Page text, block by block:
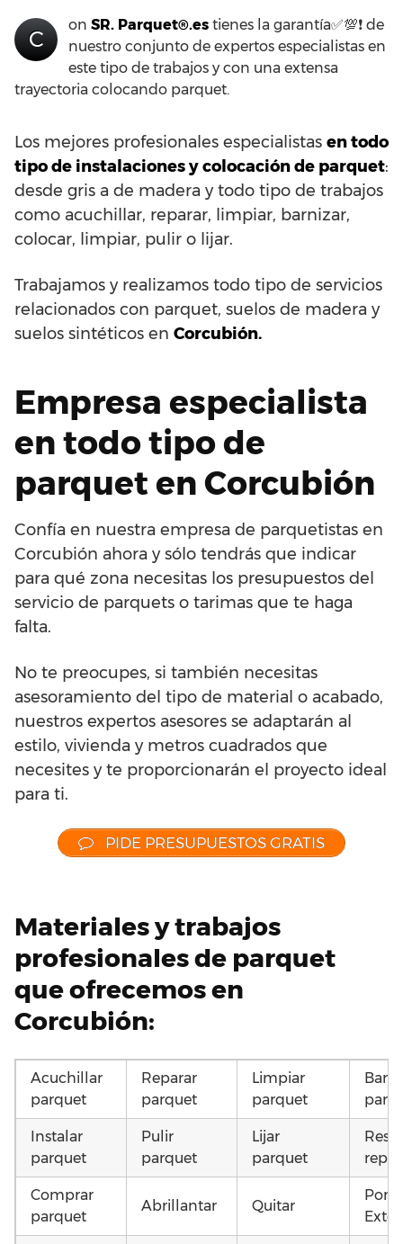
C
on SR. Parquet®.es tienes la garantía✅💯❗ de
nuestro conjunto de expertos especialistas en
este tipo de trabajos y con una extensa
trayectoria colocando parquet.
Los mejores profesionales especialistas en todo
tipo de instalaciones y colocación de parquet:
desde gris a de madera y todo tipo de trabajos
como acuchillar, reparar, limpiar, barnizar,
colocar, limpiar, pulir o lijar.
Trabajamos y realizamos todo tipo de servicios
relacionados con parquet, suelos de madera y
suelos sintéticos en Corcubión.
Empresa especialista
en todo tipo de
parquet en Corcubión
Confía en nuestra empresa de parquetistas en
Corcubión ahora y sólo tendrás que indicar
para qué zona necesitas los presupuestos del
servicio de parquets o tarimas que te haga
falta.
No te preocupes, si también necesitas
asesoramiento del tipo de material o acabado,
nuestros expertos asesores se adaptarán al
estilo, vivienda y metros cuadrados que
necesites y te proporcionarán el proyecto ideal
para ti.
PIDE PRESUPUESTOS GRATIS
Materiales y trabajos
profesionales de parquet
que ofrecemos en
Corcubión:
Acuchillar
parquet
Reparar
parquet
Limpiar
parquet
Instalar
parquet
Pulir
parquet
Lijar
parquet
Comprar
parquet
Abrillantar Quitar